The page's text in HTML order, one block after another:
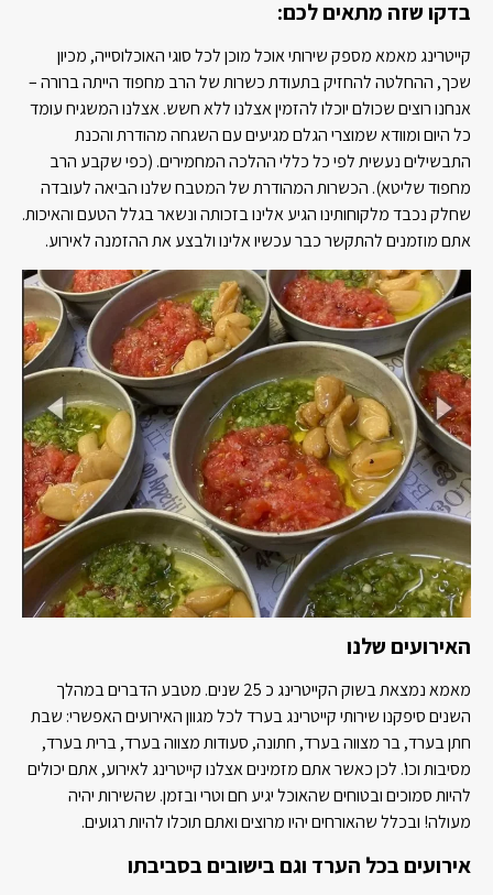
בדקו שזה מתאים לכם:
קייטרינג מאמא מספק שירותי אוכל מוכן לכל סוגי האוכלוסייה, מכיון
שכך, ההחלטה להחזיק בתעודת כשרות של הרב מחפוד הייתה ברורה –
אנחנו רוצים שכולם יוכלו להזמין אצלנו ללא חשש. אצלנו המשגיח עומד
כל היום ומוודא שמוצרי הגלם מגיעים עם השגחה מהודרת והכנת
התבשילים נעשית לפי כל כללי ההלכה המחמירים. (כפי שקבע הרב
מחפוד שליטא). הכשרות המהודרת של המטבח שלנו הביאה לעובדה
שחלק נכבד מלקוחותינו הגיע אלינו בזכותה ונשאר בגלל הטעם והאיכות.
אתם מוזמנים להתקשר כבר עכשיו אלינו ולבצע את ההזמנה לאירוע.
האירועים שלנו
מאמא נמצאת בשוק הקייטרינג כ 25 שנים. מטבע הדברים במהלך
השנים סיפקנו שירותי קייטרינג בערד לכל מגוון האירועים האפשרי: שבת
חתן בערד, בר מצווה בערד, חתונה, סעודות מצווה בערד, ברית בערד,
מסיבות וכו'. לכן כאשר אתם מזמינים אצלנו קייטרינג לאירוע, אתם יכולים
להיות סמוכים ובטוחים שהאוכל יגיע חם וטרי ובזמן. שהשירות יהיה
מעולה! ובכלל שהאורחים יהיו מרוצים ואתם תוכלו להיות רגועים.
אירועים בכל הערד וגם בישובים בסביבתו